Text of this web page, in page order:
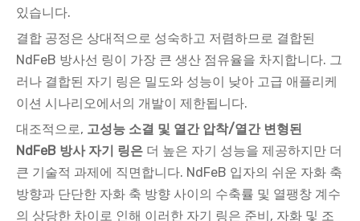
있습니다.
결합 공정은 상대적으로 성숙하고 저렴하므로 결합된
NdFeB 방사선 링이 가장 큰 생산 점유율을 차지합니다. 그
러나 결합된 자기 링은 밀도와 성능이 낮아 고급 애플리케
이션 시나리오에서의 개발이 제한됩니다.
대조적으로, 고성능 소결 및 열간 압착/열간 변형된
NdFeB 방사 자기 링은 더 높은 자기 성능을 제공하지만 더
큰 기술적 과제에 직면합니다. NdFeB 입자의 쉬운 자화 축
방향과 단단한 자화 축 방향 사이의 수축률 및 열팽창 계수
의 상당한 차이로 인해 이러한 자기 링은 준비, 자화 및 조